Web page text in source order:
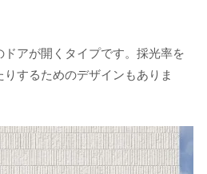
アが開くタイプです。採光率を
するためのデザインもありま